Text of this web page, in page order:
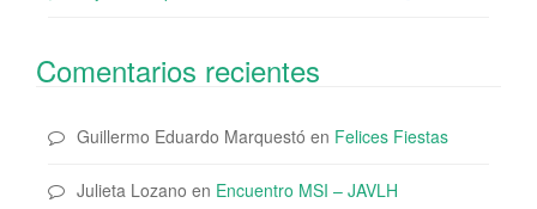
Comentarios recientes
Guillermo Eduardo Marquestó en Felices Fiestas
Julieta Lozano en Encuentro MSI – JAVLH